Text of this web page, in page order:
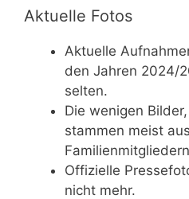
Aktuelle Fotos
Aktuelle
den Jahren 2024/
selten.
Die wenigen
stammen meist
Offizielle
nicht mehr.